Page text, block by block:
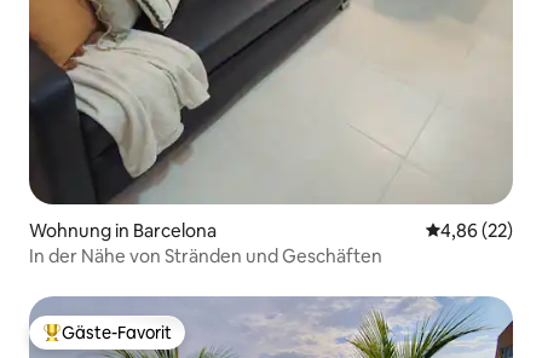
Wohnung in Barcelona
4,86 (22)
In der Nähe von Stränden und Geschäften
Beliebter Gäste-Favorit.
Gäste-Favorit